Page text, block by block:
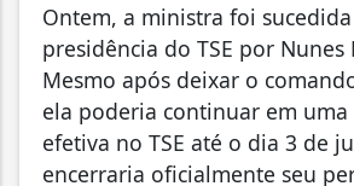
Ontem, a ministra foi
presidência do TSE por Nunes
Mesmo após deixar o
ela poderia continuar em uma
efetiva no TSE até o dia 3 de
encerraria oficialmente seu